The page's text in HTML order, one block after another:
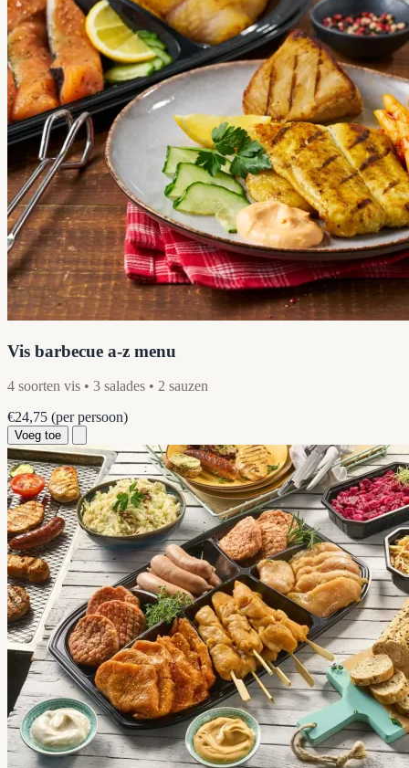
Vis barbecue a-z menu
4 soorten vis • 3 salades • 2 sauzen
€24,75 (per persoon)
Voeg toe